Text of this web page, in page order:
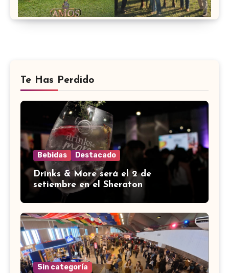
Te Has Perdido
Bebidas Destacado
Drinks & More será el 2 de
setiembre en el Sheraton
Sin categoría